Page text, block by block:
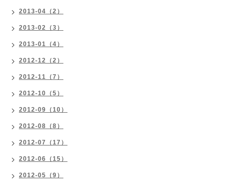
2013-04（2）
2013-02（3）
2013-01（4）
2012-12（2）
2012-11（7）
2012-10（5）
2012-09（10）
2012-08（8）
2012-07（17）
2012-06（15）
2012-05（9）